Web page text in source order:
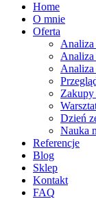
Home
O mnie
Oferta
Analiza
Zakupy
Dzień
Nauka
Referencje
Blog
Sklep
Kontakt
FAQ